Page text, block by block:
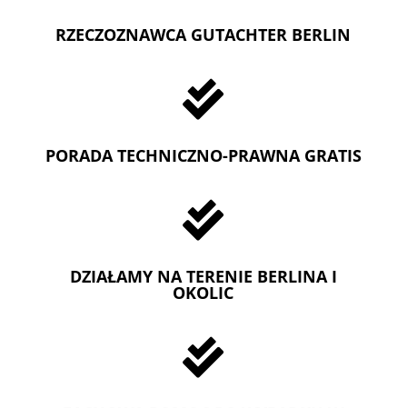
RZECZOZNAWCA GUTACHTER BERLIN

PORADA TECHNICZNO-PRAWNA GRATIS

DZIAŁAMY NA TERENIE BERLINA I
OKOLIC
